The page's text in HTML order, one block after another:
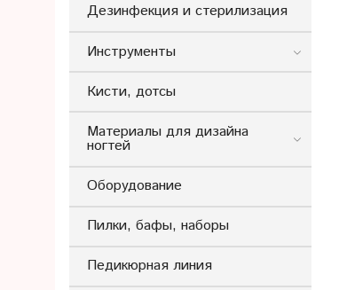
Дезинфекция и стерилизация
Инструменты
Кисти, дотсы
Материалы для дизайна
ногтей
Оборудование
Пилки, бафы, наборы
Педикюрная линия